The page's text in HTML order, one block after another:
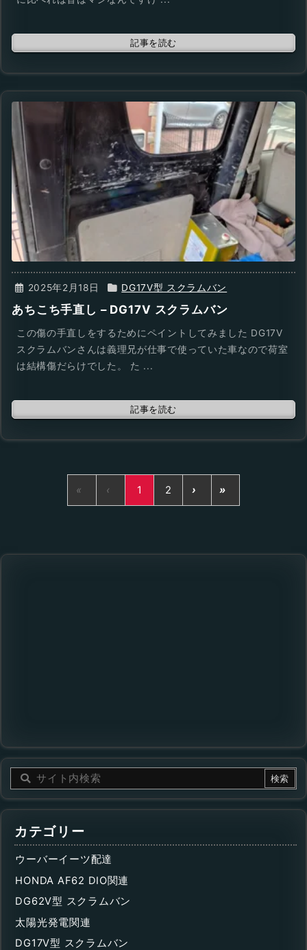
記事を読む
2025年2月18日 DG17V型 スクラムバン
あちこち手直し – DG17V スクラムバン
この傷の手直しをするためにペイントしてみました DG17V
スクラムバンさんは義理兄が仕事で使っていた車なので荷室
は結構傷だらけでした。 た ...
記事を読む
« ‹ 1 2 › »
カテゴリー
ウーバーイーツ配達
HONDA AF62 DIO関連
DG62V型 スクラムバン
太陽光発電関連
DG17V型 スクラムバン